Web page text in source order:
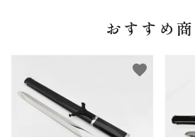
おすすめ
favorite